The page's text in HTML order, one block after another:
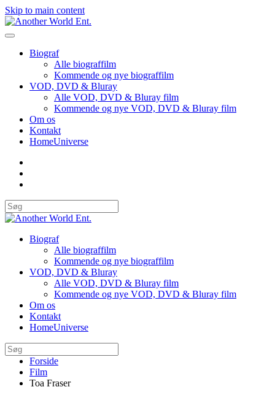
Skip to main content
Biograf
Alle biograffilm
Kommende og nye biograffilm
VOD, DVD & Bluray
Alle VOD, DVD & Bluray film
Kommende og nye VOD, DVD & Bluray film
Om os
Kontakt
HomeUniverse
Biograf
Alle biograffilm
Kommende og nye biograffilm
VOD, DVD & Bluray
Alle VOD, DVD & Bluray film
Kommende og nye VOD, DVD & Bluray film
Om os
Kontakt
HomeUniverse
Forside
Film
Toa Fraser